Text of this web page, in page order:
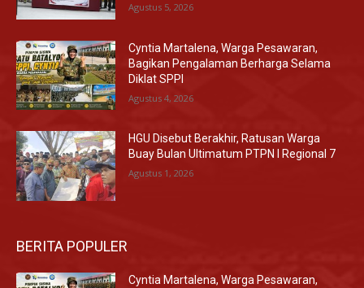
Agustus 5, 2026
Cyntia Martalena, Warga Pesawaran,
Bagikan Pengalaman Berharga Selama
Diklat SPPI
Agustus 4, 2026
HGU Disebut Berakhir, Ratusan Warga
Buay Bulan Ultimatum PTPN I Regional 7
Agustus 1, 2026
BERITA POPULER
Cyntia Martalena, Warga Pesawaran,